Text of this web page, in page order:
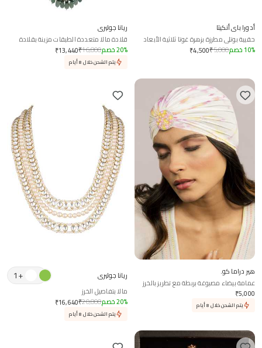
أدورا باي أنكيتا
حقيبة بوتلي مطرزة بزهرة غوتا ثلاثية الأبعاد
₹4,500₹5,000 10% خصم
ريانا جوليري
قلادة مالا متعددة الطبقات مزينة بقلادة
منحوتة على شكل زهرة
₹13,440₹16,800 20% خصم
يتم الشحن خلال 8 أيام
هير دراما كو.
عمامة بيضاء مصبوغة بربطة مع تطريز بالخرز
₹5,000
يتم الشحن خلال 8 أيام
ريانا جوليري +
1
مالا بتفاصيل الخرز
₹16,640₹20,800 20% خصم
يتم الشحن خلال 8 أيام